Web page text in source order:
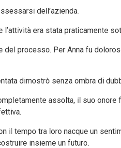
dell’azienda.
era stata praticamente
processo. Per Anna fu
dimostrò senza ombra di
assolta, il suo
il tempo tra loro nacque un
insieme un futuro.